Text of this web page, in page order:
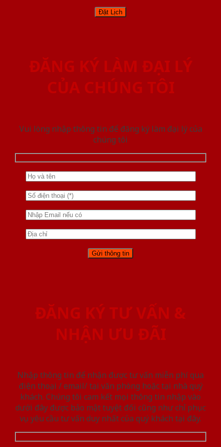
ĐĂNG KÝ LÀM ĐẠI LÝ
CỦA CHÚNG TÔI
Vui lòng nhập thông tin để đăng ký làm đại lý của
chúng tôi
ĐĂNG KÝ TƯ VẤN &
NHẬN ƯU ĐÃI
Nhập thông tin để nhận được tư vấn miễn phí qua
điện thoại / email/ tại văn phòng hoặc tại nhà quý
khách. Chúng tôi cam kết mọi thông tin nhập vào
dưới đây được bảo mật tuyệt đối cũng như chỉ phục
vụ yêu cầu tư vấn duy nhất của quý khách tại đây.